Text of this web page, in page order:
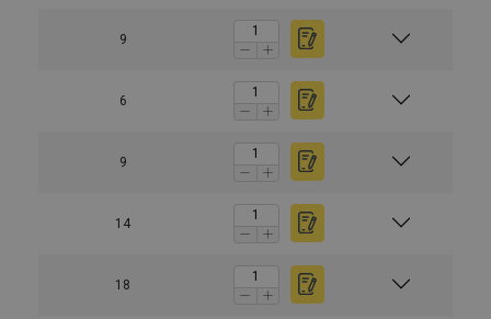
9
6
9
14
18
Materiaali: